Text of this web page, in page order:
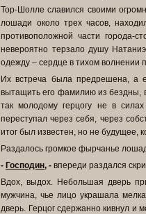
Тор-Шолле славился своими
лошади около трех часов,
противоположной части города-
невероятно терзало душу
одежду – сердце в тихом волнении
Их встреча была предрешена, а
вытащить его фамилию из бездны,
так молодому герцогу не в
переступал через себя, через
итог был известен, но не будущее,
Раздалось громкое фырчанье
- Господин, - впереди раздался
Вдох, выдох. Небольшая дверь
мужчина, чье лицо украшала
дверь. Герцог сдержанно кивнул